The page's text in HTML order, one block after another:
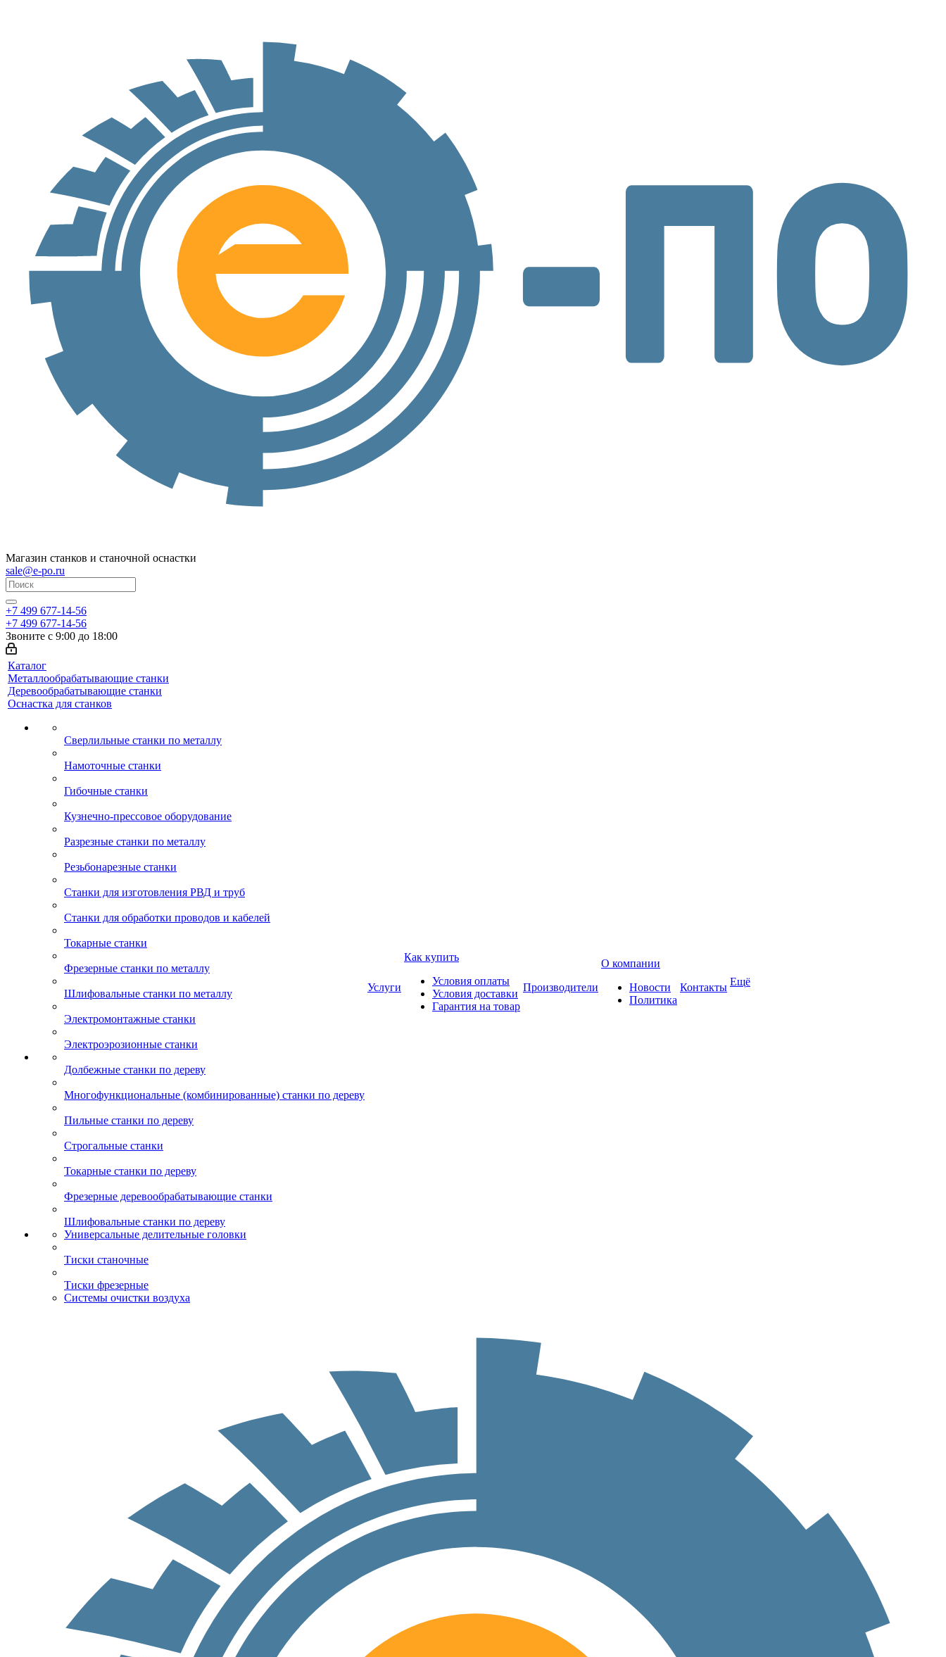
Магазин станков и станочной оснастки
sale@e-po.ru
+7 499 677-14-56
+7 499 677-14-56
Звоните с 9:00 до 18:00
Каталог
Металлообрабатывающие станки
Деревообрабатывающие станки
Оснастка для станков
Сверлильные станки по металлу
Намоточные станки
Гибочные станки
Кузнечно-прессовое оборудование
Разрезные станки по металлу
Резьбонарезные станки
Станки для изготовления РВД и труб
Станки для обработки проводов и кабелей
Токарные станки
Фрезерные станки по металлу
Шлифовальные станки по металлу
Электромонтажные станки
Электроэрозионные станки
Долбежные станки по дереву
Многофункциональные (комбинированные) станки по дереву
Пильные станки по дереву
Строгальные станки
Токарные станки по дереву
Фрезерные деревообрабатывающие станки
Шлифовальные станки по дереву
Универсальные делительные головки
Тиски станочные
Тиски фрезерные
Системы очистки воздуха
Услуги
Как купить
Условия оплаты
Условия доставки
Гарантия на товар
Производители
О компании
Новости
Политика
Контакты Ещё